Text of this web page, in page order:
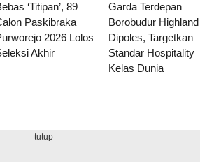
‘Titipan’, 89
Paskibraka
2026 Lolos
Akhir
Garda Terdepan
Borobudur Highland
Dipoles, Targetkan
Standar Hospitality
Kelas Dunia
tutup